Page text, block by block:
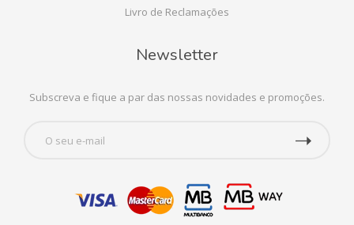
Livro de Reclamações
Newsletter
Subscreva e fique a par das nossas novidades e promoções.